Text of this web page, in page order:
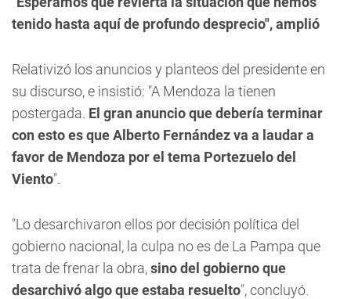
tenido hasta aquí de profundo desprecio", amplió
Relativizó los anuncios y planteos del presidente en
su discurso, e insistió: "A Mendoza la tienen
postergada. El gran anuncio que debería terminar
con esto es que Alberto Fernández va a laudar a
favor de Mendoza por el tema Portezuelo del
Viento".
"Lo desarchivaron ellos por decisión política del
gobierno nacional, la culpa no es de La Pampa que
trata de frenar la obra,sino del gobierno que
desarchivó algo que estaba resuelto", concluyó.